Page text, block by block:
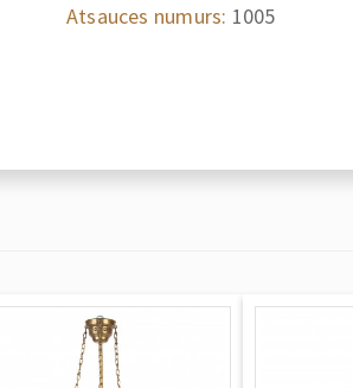
Atsauces numurs: 1005